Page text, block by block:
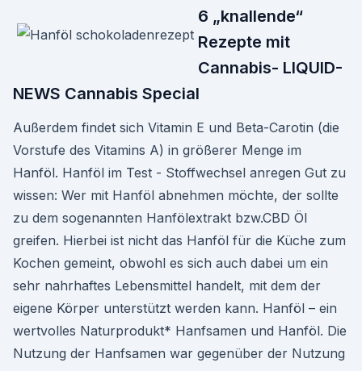
6 „knallende“
Rezepte mit
Cannabis- LIQUID-
NEWS Cannabis Special
Außerdem findet sich Vitamin E und Beta-Carotin (die
Vorstufe des Vitamins A) in größerer Menge im
Hanföl. Hanföl im Test - Stoffwechsel anregen Gut zu
wissen: Wer mit Hanföl abnehmen möchte, der sollte
zu dem sogenannten Hanfölextrakt bzw.CBD Öl
greifen. Hierbei ist nicht das Hanföl für die Küche zum
Kochen gemeint, obwohl es sich auch dabei um ein
sehr nahrhaftes Lebensmittel handelt, mit dem der
eigene Körper unterstützt werden kann. Hanföl – ein
wertvolles Naturprodukt* Hanfsamen und Hanföl. Die
Nutzung der Hanfsamen war gegenüber der Nutzung